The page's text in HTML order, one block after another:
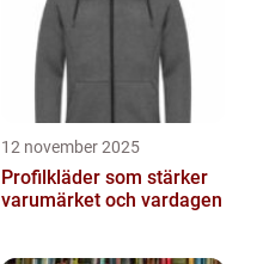
12 november 2025
Profilkläder som stärker
varumärket och vardagen